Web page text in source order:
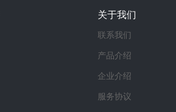
关于我们
联系我们
产品介绍
企业介绍
服务协议